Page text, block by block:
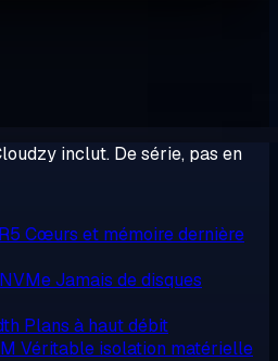
inclut. De série, pas en
Cœurs et mémoire dernière
Jamais de disques
Plans à haut débit
Véritable isolation matérielle